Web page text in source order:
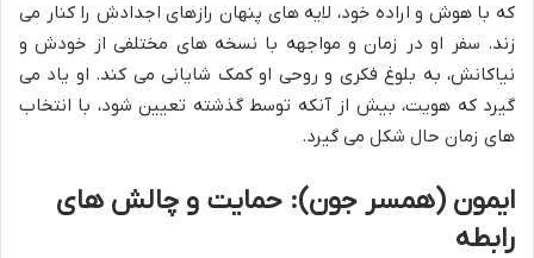
که با هوش و اراده خود، لایه های پنهان رازهای اجدادش را کنار می
زند. سفر او در زمان و مواجهه با نسخه های مختلفی از خودش و
نیاکانش، به بلوغ فکری و روحی او کمک شایانی می کند. او یاد می
گیرد که هویت، بیش از آنکه توسط گذشته تعیین شود، با انتخاب
های زمان حال شکل می گیرد.
ایمون (همسر جون): حمایت و چالش های
رابطه